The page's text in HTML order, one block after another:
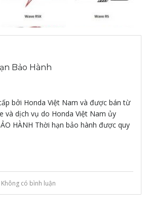
Bảo Hành
bởi Honda Việt Nam và được bán từ
và dịch vụ do Honda Việt Nam ủy
HÀNH Thời hạn bảo hành được quy
Không có bình luận